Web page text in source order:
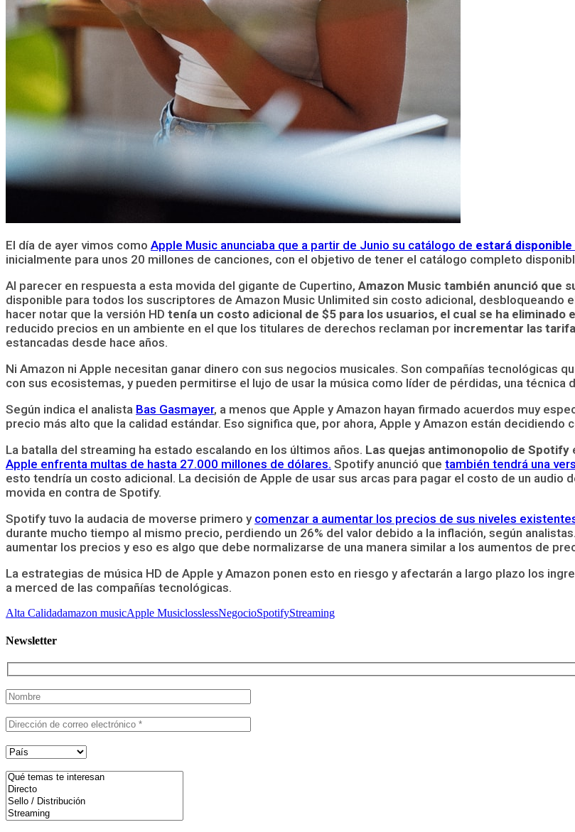
El día de ayer vimos como Apple Music anunciaba que a partir de Junio su catálogo de estará disponible
inicialmente para unos 20 millones de canciones, con el objetivo de tener el catálogo completo
Al parecer en respuesta a esta movida del gigante de Cupertino, Amazon Music también anunció que
disponible para todos los suscriptores de Amazon Music Unlimited sin costo adicional,
hacer notar que la versión HD tenía un costo adicional de $5 para los usuarios, el cual se ha
reducido precios en un ambiente en el que los titulares de derechos reclaman por incrementar las
estancadas desde hace años.
Ni Amazon ni Apple necesitan ganar dinero con sus negocios musicales. Son compañías tecnológicas
con sus ecosistemas, y pueden permitirse el lujo de usar la música como líder de pérdidas, una técnica
Según indica el analista Bas Gasmayer, a menos que Apple y Amazon hayan firmado acuerdos muy
precio más alto que la calidad estándar. Eso significa que, por ahora, Apple y Amazon están
La batalla del streaming ha estado escalando en los últimos años. Las quejas antimonopolio de Spotify
Apple enfrenta multas de hasta 27.000 millones de dólares. Spotify anunció que también tendrá una
esto tendría un costo adicional. La decisión de Apple de usar sus arcas para pagar el costo de un audio
movida en contra de Spotify.
Spotify tuvo la audacia de moverse primero y comenzar a aumentar los precios de sus niveles
durante mucho tiempo al mismo precio, perdiendo un 26% del valor debido a la inflación, según
aumentar los precios y eso es algo que debe normalizarse de una manera similar a los aumentos de
La estrategias de música HD de Apple y Amazon ponen esto en riesgo y afectarán a largo plazo los
a merced de las compañías tecnológicas.
Alta Calidadamazon musicApple MusiclosslessNegocioSpotifyStreaming
Newsletter